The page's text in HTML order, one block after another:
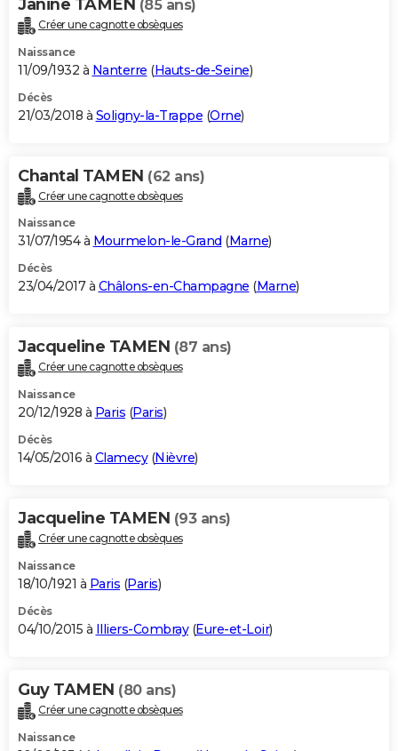
Janine TAMEN (85 ans)
Créer une cagnotte obsèques
Naissance
11/09/1932 à Nanterre (Hauts-de-Seine)
Décès
21/03/2018 à Soligny-la-Trappe (Orne)
Chantal TAMEN (62 ans)
Créer une cagnotte obsèques
Naissance
31/07/1954 à Mourmelon-le-Grand (Marne)
Décès
23/04/2017 à Châlons-en-Champagne (Marne)
Jacqueline TAMEN (87 ans)
Créer une cagnotte obsèques
Naissance
20/12/1928 à Paris (Paris)
Décès
14/05/2016 à Clamecy(Nièvre)
Jacqueline TAMEN (93 ans)
Créer une cagnotte obsèques
Naissance
18/10/1921 à Paris (Paris)
Décès
04/10/2015 à Illiers-Combray(Eure-et-Loir)
Guy TAMEN (80 ans)
Créer une cagnotte obsèques
Naissance